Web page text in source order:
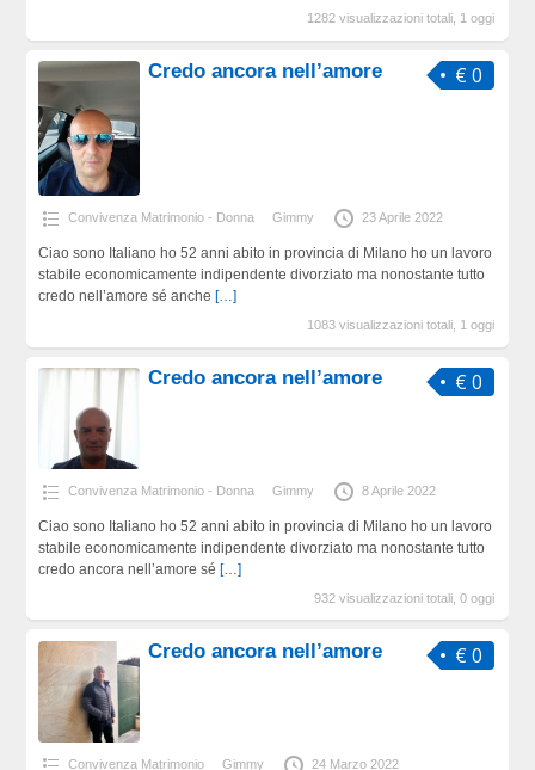
1282 visualizzazioni totali, 1 oggi
€ 0
Credo ancora nell’amore
Convivenza Matrimonio - Donna Gimmy 23 Aprile 2022
Ciao sono Italiano ho 52 anni abito in provincia di Milano ho un lavoro
stabile economicamente indipendente divorziato ma nonostante tutto
credo nell’amore sé anche […]
1083 visualizzazioni totali, 1 oggi
€ 0
Credo ancora nell’amore
Convivenza Matrimonio - Donna Gimmy 8 Aprile 2022
Ciao sono Italiano ho 52 anni abito in provincia di Milano ho un lavoro
stabile economicamente indipendente divorziato ma nonostante tutto
credo ancora nell’amore sé […]
932 visualizzazioni totali, 0 oggi
€ 0
Credo ancora nell’amore
Convivenza Matrimonio Gimmy 24 Marzo 2022